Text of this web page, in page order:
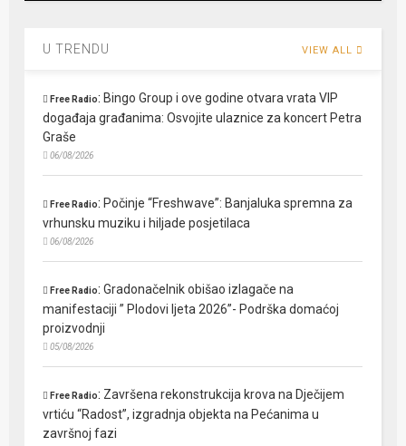
U TRENDU VIEW ALL
Free Radio: Bingo Group i ove godine otvara vrata VIP
događaja građanima: Osvojite ulaznice za koncert Petra
Graše
06/08/2026
Free Radio: Počinje “Freshwave”: Banjaluka spremna za
vrhunsku muziku i hiljade posjetilaca
06/08/2026
Free Radio:Gradonačelnik obišao izlagače na
manifestaciji ” Plodovi ljeta 2026”- Podrška domaćoj
proizvodnji
05/08/2026
Free Radio: Završena rekonstrukcija krova na Dječijem
vrtiću “Radost”, izgradnja objekta na Pećanima u
završnoj fazi